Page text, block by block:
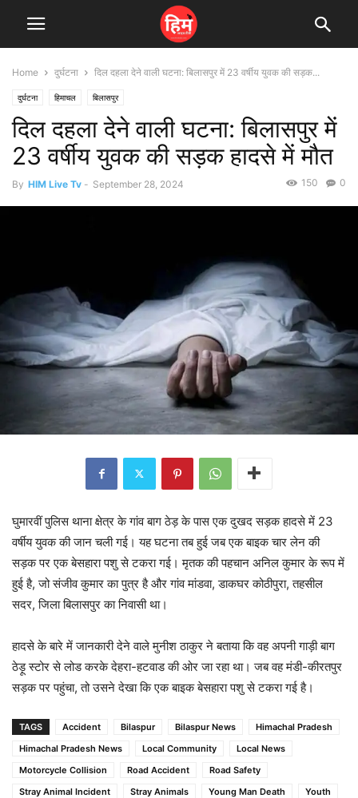
Home दुर्घटना दिल दहला देने वाली घटना: बिलासपुर में 23 वर्षीय युवक की सड़क...
दुर्घटना हिमाचल बिलासपुर
दिल दहला देने वाली घटना: बिलासपुर में
23 वर्षीय युवक की सड़क हादसे में मौत
By HIM Live Tv - September 28, 2024 0
150
घुमारवीं पुलिस थाना क्षेत्र के गांव बाग ठेड़ के पास एक दुखद सड़क हादसे में 23
वर्षीय युवक की जान चली गई। यह घटना तब हुई जब एक बाइक चार लेन की
सड़क पर एक बेसहारा पशु से टकरा गई। मृतक की पहचान अनिल कुमार के रूप में
हुई है, जो संजीव कुमार का पुत्र है और गांव मांडवा, डाकघर कोठीपुरा, तहसील
सदर, जिला बिलासपुर का निवासी था।
हादसे के बारे में जानकारी देने वाले मुनीश ठाकुर ने बताया कि वह अपनी गाड़ी बाग
ठेड़ू स्टोर से लोड करके देहरा-हटवाड की ओर जा रहा था। जब वह मंडी-कीरतपुर
सड़क पर पहुंचा, तो उसने देखा कि एक बाइक बेसहारा पशु से टकरा गई है।
TAGS Accident Bilaspur Bilaspur News
Himachal Pradesh
Himachal Pradesh News
Local Community
Local News
Motorcycle Collision
Road Accident
Road Safety
Stray Animal Incident
Stray Animals Young Man Death Youth